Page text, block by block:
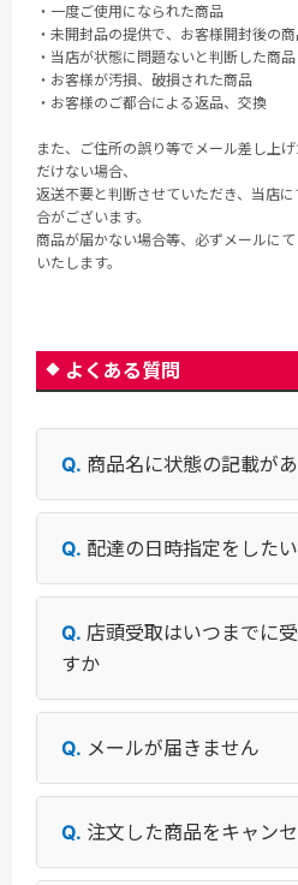
・一度ご使用になられた商品
・未開封品の提供で、お客様開封後の
・当店が状態に問題ないと判断した商品
・お客様が汚損、破損された商品
・お客様のご都合による返品、交換
また、ご住所の誤り等でメール差し上
だけない場合、
返送不要と判断させていただき、当店
合がございます。
商品が届かない場合等、必ずメールに
いたします。
よくある質問
商品名に状態の記載が
配達の日時指定をしたい
店頭受取はいつまでに
すか
メールが届きません
注文した商品をキャン